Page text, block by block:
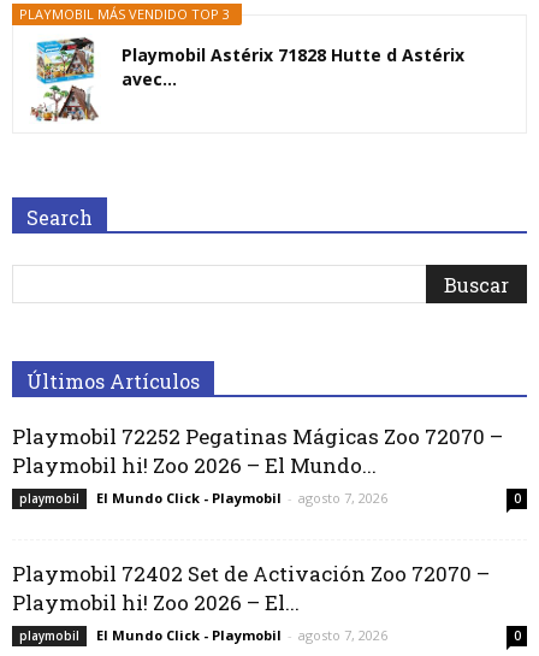
PLAYMOBIL MÁS VENDIDO TOP 3
Playmobil Astérix 71828 Hutte d Astérix
avec...
Search
Últimos Artículos
Playmobil 72252 Pegatinas Mágicas Zoo 72070 –
Playmobil hi! Zoo 2026 – El Mundo...
playmobil El Mundo Click - Playmobil - agosto 7, 2026 0
Playmobil 72402 Set de Activación Zoo 72070 –
Playmobil hi! Zoo 2026 – El...
playmobil El Mundo Click - Playmobil - agosto 7, 2026 0